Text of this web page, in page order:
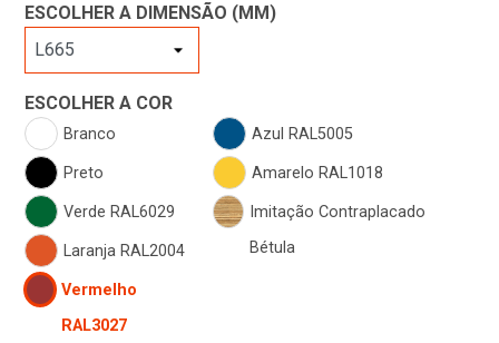
ESCOLHER A DIMENSÃO (MM)
ESCOLHER A COR
Branco
Preto
Verde RAL6029
Laranja RAL2004
Vermelho
RAL3027
Azul RAL5005
Amarelo RAL1018
Imitação Contraplacado
Bétula